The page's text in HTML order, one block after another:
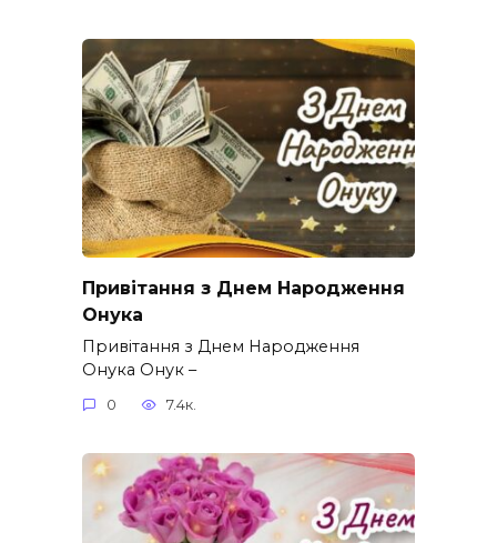
Привітання з Днем Народження
Онука
Привітання з Днем Народження
Онука Онук –
0 7.4к.